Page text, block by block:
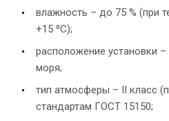
влажность – до 75 % (при
+15 ⁰С);
расположение установки
моря;
тип атмосферы – II класс
стандартам ГОСТ 15150;